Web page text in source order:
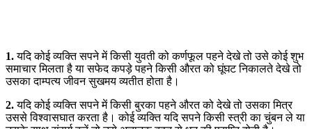
1.यदि कोई व्यक्ति सपने में किसी युवती को कर्णफूल पहने देखे तो उसे कोई शुभ
समाचार मिलता है या सफेद कपड़े पहने किसी औरत को घूंघट निकालते देखे तो
उसका दाम्पत्य जीवन सुखमय व्यतीत होता है।
2.यदि कोई व्यक्ति सपने में किसी बुरका पहने औरत को देखे तो उसका मित्र
उससे विश्वासघात करता है। कोई व्यक्ति यदि सपने किसी स्त्री का चुंबन ले या